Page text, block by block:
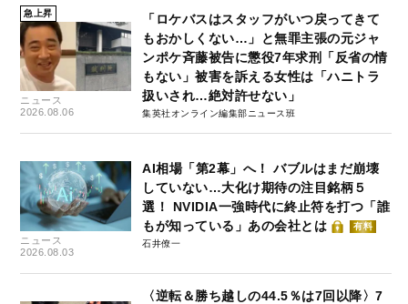
急上昇
ニュース
2026.08.06
「ロケバスはスタッフがいつ戻ってきて
もおかしくない…」と無罪主張の元ジャ
ンポケ斉藤被告に懲役7年求刑「反省の情
もない」被害を訴える女性は「ハニトラ
扱いされ…絶対許せない」
集英社オンライン編集部ニュース班
ニュース
2026.08.03
AI相場「第2幕」へ！ バブルはまだ崩壊
していない…大化け期待の注目銘柄５
選！ NVIDIA一強時代に終止符を打つ「誰
もが知っている」あの会社とは
有料
石井僚一
〈逆転＆勝ち越しの44.5％は7回以降〉7